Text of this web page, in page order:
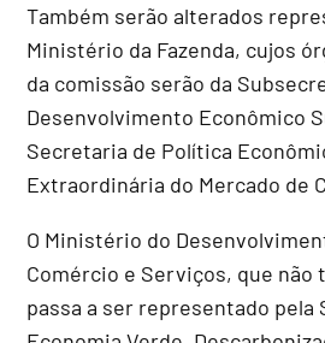
Também serão alterados
Ministério da Fazenda, cujos
da comissão serão da
Desenvolvimento Econômico
Secretaria de Política
Extraordinária do Mercado de
O Ministério do
Comércio e Serviços, que
passa a ser representado pela